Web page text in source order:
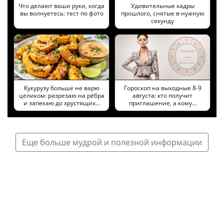
Что делают ваши руки, когда
вы волнуетесь: тест по фото
Удивительные кадры
прошлого, снятые в нужную
секунду
Кукурузу больше не варю
целиком: разрезаю на рёбра
и запекаю до хрустящих…
Гороскоп на выходные 8-9
августа: кто получит
приглашение, а кому…
Еще больше мудрой и полезной информации